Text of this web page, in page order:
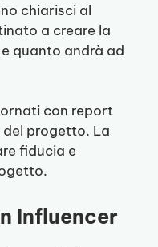
chiarisci al
a creare la
quanto andrà ad
con report
del progetto. La
fiducia e
Influencer